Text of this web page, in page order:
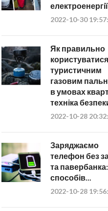
2022-10-30
Як правильно
користуватися
туристичним
газовим
в умовах
техніка
2022-10-28
Заряджаємо
телефон без
та
способів...
2022-10-28